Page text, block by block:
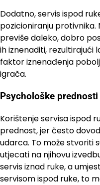
Dodatno, servis ispod
pozicioniranju
previše daleko, dobro
ih iznenaditi, rezultirajući
faktor iznenađenja
igrača.
Psychološke
Korištenje servisa ispod
prednost, jer često
udarca. To može stvoriti
utjecati na njihovu
servis iznad ruke, a
servisom ispod ruke, to